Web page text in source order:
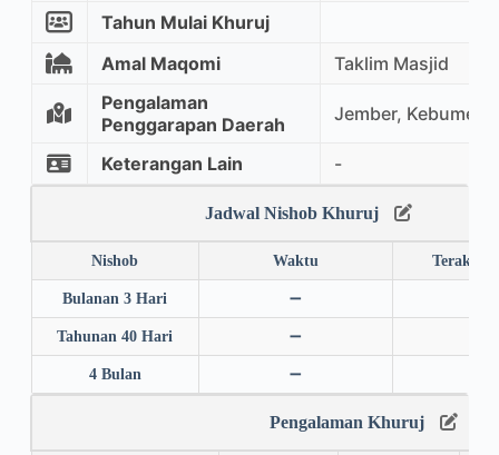
Tahun Mulai Khuruj
Amal Maqomi
Taklim Masjid
Pengalaman
Penggarapan Daerah
Jember,
Keterangan Lain -
Jadwal Nishob Khuruj
Nishob Waktu Terakhir
Bulanan 3 Hari ➖
Tahunan 40 Hari ➖
4 Bulan ➖
Pengalaman Khuruj